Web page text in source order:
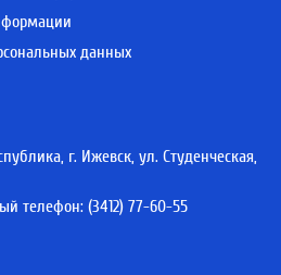
данных
г. Ижевск, ул. Студенческая,
телефон: (3412) 77-60-55